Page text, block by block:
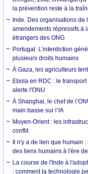
la prévention reste à la
Inde. Des organisations de
amendements répressifs à
étrangers des ONG
Portugal. L’interdiction
plusieurs droits humains
À Gaza, les agriculteurs
Ebola en RDC : le
alerte l'ONU
À Shanghai, le chef de
main basse sur l’IA
Moyen-Orient : les
conflit
Il n'y a de lien que humain
des liens humains à l'ère
La course de l'Inde à
: comment la technologie